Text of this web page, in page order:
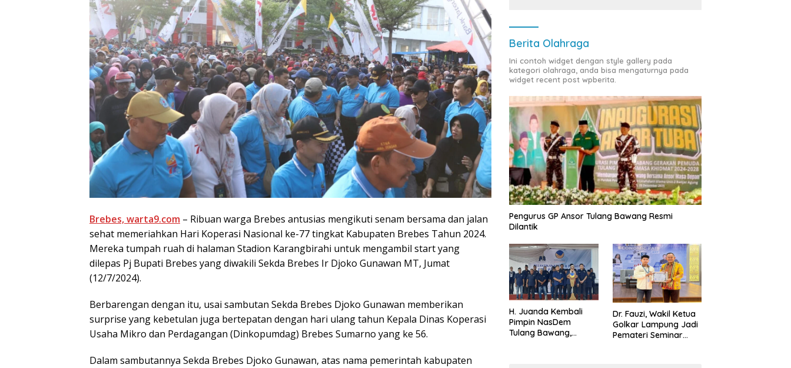
Brebes, warta9.com – Ribuan warga Brebes antusias mengikuti senam bersama dan jalan
sehat memeriahkan Hari Koperasi Nasional ke-77 tingkat Kabupaten Brebes Tahun 2024.
Mereka tumpah ruah di halaman Stadion Karangbirahi untuk mengambil start yang
dilepas Pj Bupati Brebes yang diwakili Sekda Brebes Ir Djoko Gunawan MT, Jumat
(12/7/2024).
Berbarengan dengan itu, usai sambutan Sekda Brebes Djoko Gunawan memberikan
surprise yang kebetulan juga bertepatan dengan hari ulang tahun Kepala Dinas Koperasi
Usaha Mikro dan Perdagangan (Dinkopumdag) Brebes Sumarno yang ke 56.
Dalam sambutannya Sekda Brebes Djoko Gunawan, atas nama pemerintah kabupaten
Berita Olahraga
Ini contoh widget dengan style gallery pada
kategori olahraga, anda bisa mengaturnya pada
widget recent post wpberita.
Pengurus GP Ansor Tulang Bawang Resmi
Dilantik
H. Juanda Kembali
Pimpin NasDem
Tulang Bawang,
Dr. Fauzi, Wakil Ketua
Golkar Lampung Jadi
Pemateri Seminar